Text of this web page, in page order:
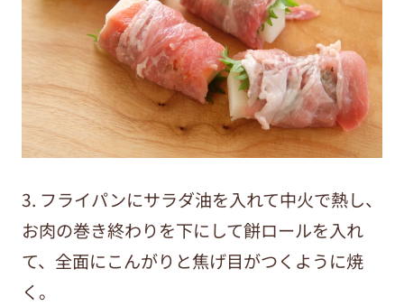
3. フライパンにサラダ油を入れて中火で熱し、
お肉の巻き終わりを下にして餅ロールを入れ
て、全面にこんがりと焦げ目がつくように焼
く。